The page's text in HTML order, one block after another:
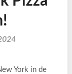
York in de